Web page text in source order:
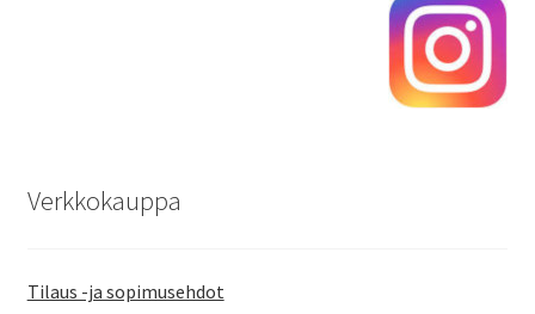
Verkkokauppa
Tilaus -ja sopimusehdot